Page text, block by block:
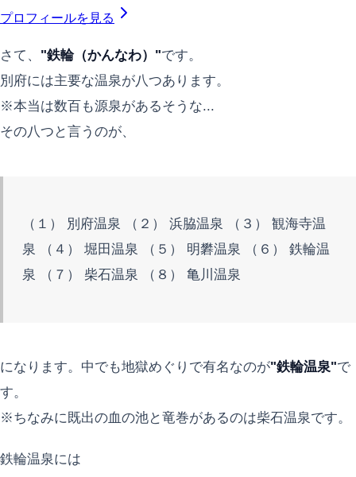
プロフィールを見る
さて、 "鉄輪（かんなわ）"です。
別府には主要な温泉が八つあります。
※本当は数百も源泉があるそうな...
その八つと言うのが、
（１） 別府温泉 （２） 浜脇温泉 （３） 観海寺温
泉 （４） 堀田温泉 （５） 明礬温泉 （６） 鉄輪温
泉 （７） 柴石温泉 （８） 亀川温泉
になります。中でも地獄めぐりで有名なのが"鉄輪温泉"で
す。
※ちなみに既出の血の池と竜巻があるのは柴石温泉です。
鉄輪温泉には